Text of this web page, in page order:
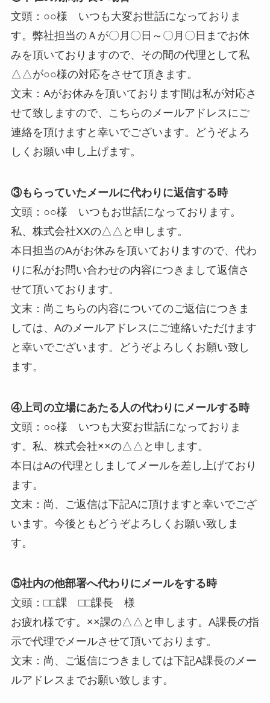
文頭：○○様 いつも大変お世話になっておりま
す。弊社担当のＡが〇月〇日～〇月〇日までお休
みを頂いておりますので、その間の代理として私
△△が○○様の対応をさせて頂きます。
文末：Aがお休みを頂いております間は私が対応さ
せて致しますので、こちらのメールアドレスにご
連絡を頂けますと幸いでございます。どうぞよろ
しくお願い申し上げます。
③もらっていたメールに代わりに返信する時
文頭：○○様 いつもお世話になっております。
私、株式会社XXの△△と申します。
本日担当のAがお休みを頂いておりますので、代わ
りに私がお問い合わせの内容につきまして返信さ
せて頂いております。
文末：尚こちらの内容についてのご返信につきま
しては、Aのメールアドレスにご連絡いただけます
と幸いでございます。どうぞよろしくお願い致し
ます。
④上司の立場にあたる人の代わりにメールする時
文頭：○○様 いつも大変お世話になっておりま
す。私、株式会社××の△△と申します。
本日はAの代理としましてメールを差し上げており
ます。
文末：尚、ご返信は下記Aに頂けますと幸いでござ
います。今後ともどうぞよろしくお願い致しま
す。
⑤社内の他部署へ代わりにメールをする時
文頭：□□課 □□課長 様
お疲れ様です。××課の△△と申します。A課長の指
示で代理でメールさせて頂いております。
文末：尚、ご返信につきましては下記A課長のメー
ルアドレスまでお願い致します。